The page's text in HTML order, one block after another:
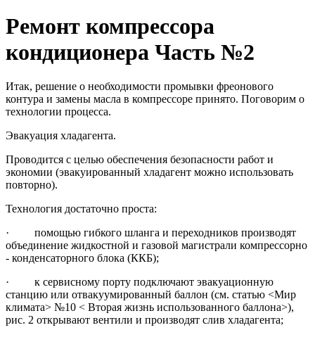
Ремонт компрессора
кондиционера Часть №2
Итак, решение о необходимости промывки фреонового
контура и замены масла в компрессоре принято. Поговорим о
технологии процесса.
Эвакуация хладагента.
Проводится с целью обеспечения безопасности работ и
экономии (эвакуированный хладагент можно использовать
повторно).
Технология достаточно проста:
· помощью гибкого шланга и переходников производят
объединение жидкостной и газовой магистрали компрессорно
- конденсаторного блока (ККБ);
· к сервисному порту подключают эвакуационную
станцию или отвакуумированный баллон (см. статью <Мир
климата> №10 < Вторая жизнь использованного баллона>),
рис. 2 открывают вентили и производят слив хладагента;